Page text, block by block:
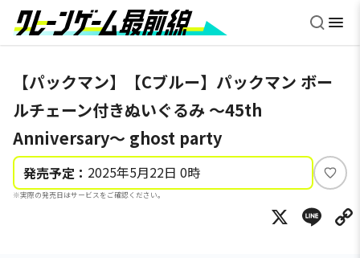
【パックマン】【Cブルー】パックマン ボー
ルチェーン付きぬいぐるみ ～45th
Anniversary～ ghost party
発売予定： 2025年5月22日 0時
※実際の発売日はサービスをご確認ください。
い
ね
X